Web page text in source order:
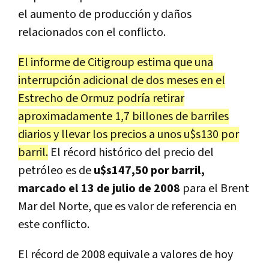
el aumento de producción y daños
relacionados con el conflicto.
El informe de Citigroup estima que una
interrupción adicional de dos meses en el
Estrecho de Ormuz podría retirar
aproximadamente 1,7 billones de barriles
diarios y llevar los precios a unos u$s130 por
barril. El récord histórico del precio del
petróleo es deu$s147,50 por barril,
marcado el 13 de julio de 2008 para el Brent
Mar del Norte, que es valor de referencia en
este conflicto.
El récord de 2008 equivale a valores de hoy